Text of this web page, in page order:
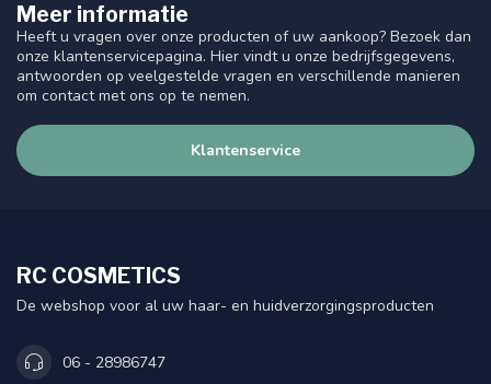
Meer informatie
Heeft u vragen over onze producten of uw aankoop? Bezoek dan
onze klantenservicepagina. Hier vindt u onze bedrijfsgegevens,
antwoorden op veelgestelde vragen en verschillende manieren
om contact met ons op te nemen.
Klantenservice
RC COSMETICS
De webshop voor al uw haar- en huidverzorgingsproducten
06 - 28986747